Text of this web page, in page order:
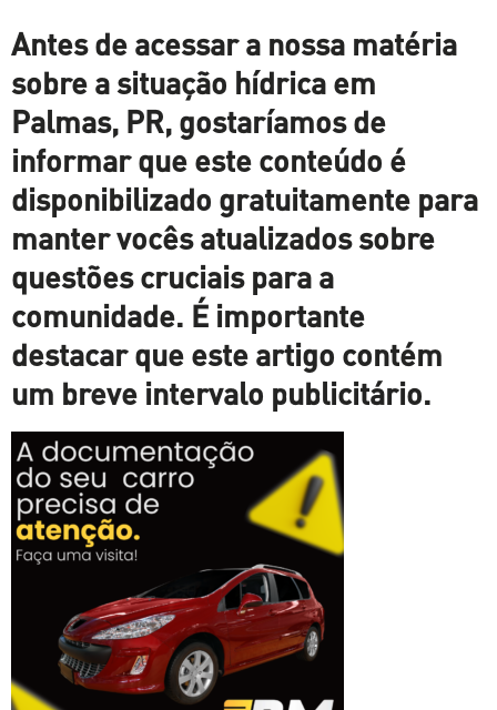
Antes de acessar a nossa matéria
sobre a situação hídrica em
Palmas, PR, gostaríamos de
informar que este conteúdo é
disponibilizado gratuitamente para
manter vocês atualizados sobre
questões cruciais para a
comunidade. É importante
destacar que este artigo contém
um breve intervalo publicitário.